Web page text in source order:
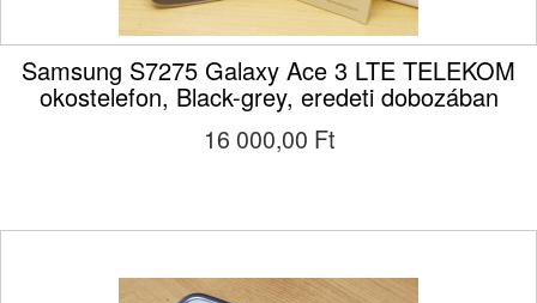
Samsung S7275 Galaxy Ace 3 LTE TELEKOM
okostelefon, Black-grey, eredeti dobozában
16 000,00 Ft‎